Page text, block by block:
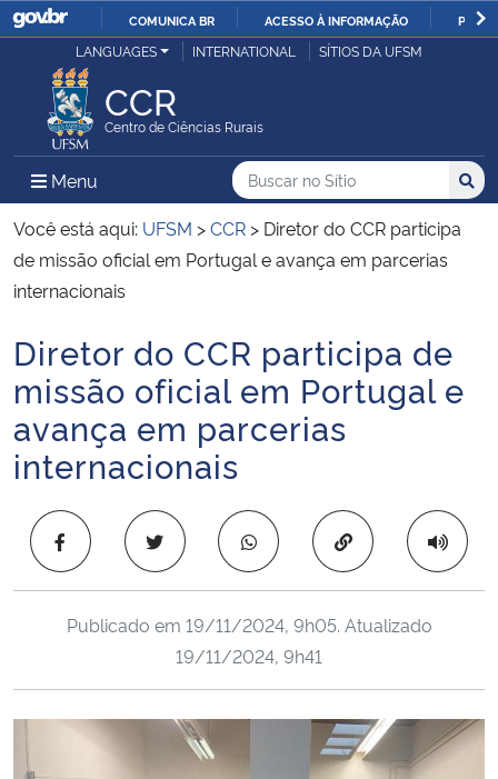
IR
COMUNICA BR ACESSO À INFORMAÇÃO
Ministério da Justiça e Segurança Pública
Ministério da Defesa
Ministério das Relações Exteriores
Ministério da Economia
Ministério da Infraestrutura
Ministério da Agricultura, Pecuária e Abastecimento
Ministério da Educação
Ministério da Cidadania
Ministério da Saúde
Ministério de Minas e Energia
Ministério da Ciência, Tecnologia, Inovações e Comunicações
LANGUAGES INTERNATIONAL SÍTIOS DA UFSM
CCR
Centro de Ciências Rurais
Menu Menu Principal do Sítio
Busca
Buscar no no Sítio
Busca:
Você está aqui: UFSM >CCR > Diretor do CCR participa
de missão oficial em Portugal e avança em parcerias
internacionais
Início do conteúdo
Diretor do CCR participa de
missão oficial em Portugal e
avança em parcerias
internacionais
Copiar para área
Publicado em 19/11/2024, 9h05. Atualizado
19/11/2024, 9h41